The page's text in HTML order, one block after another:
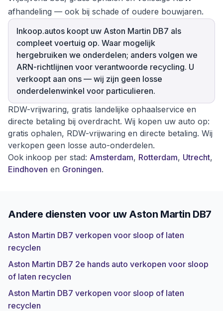
afhandeling — ook bij schade of oudere bouwjaren.
Inkoop.autos koopt uw Aston Martin DB7 als
compleet voertuig op. Waar mogelijk
hergebruiken we onderdelen; anders volgen we
ARN-richtlijnen voor verantwoorde recycling. U
verkoopt aan ons — wij zijn geen losse
onderdelenwinkel voor particulieren.
RDW-vrijwaring, gratis landelijke ophaalservice en
directe betaling bij overdracht. Wij kopen uw auto op:
gratis ophalen, RDW-vrijwaring en directe betaling. Wij
verkopen geen losse auto-onderdelen.
Ook inkoop per stad: Amsterdam, Rotterdam, Utrecht,
Eindhoven en Groningen.
Andere diensten voor uw Aston Martin DB7
Aston Martin DB7 verkopen voor sloop of laten
recyclen
Aston Martin DB7 2e hands auto verkopen voor sloop
of laten recyclen
Aston Martin DB7 verkopen voor sloop of laten
recyclen